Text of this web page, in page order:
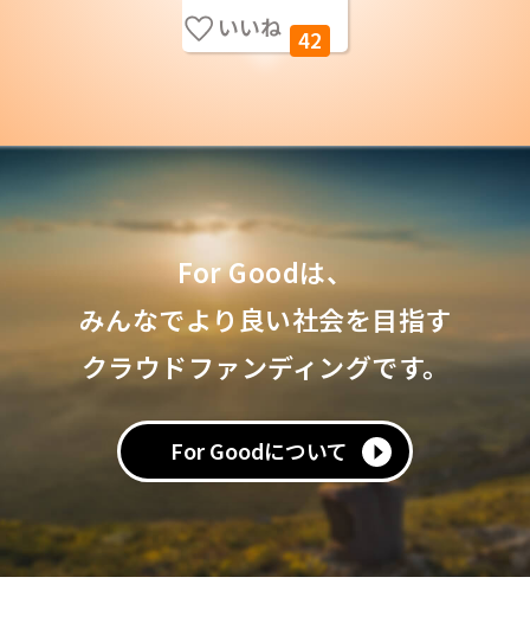
いいね 42
For Goodは、
みんなでより良い社会を目指す
クラウドファンディングです。
For Goodについて